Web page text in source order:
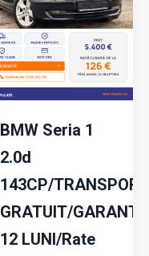
BMW Seria 1
2.0d
143CP/TRANSPORT
GRATUIT/
12 LUNI/Rate